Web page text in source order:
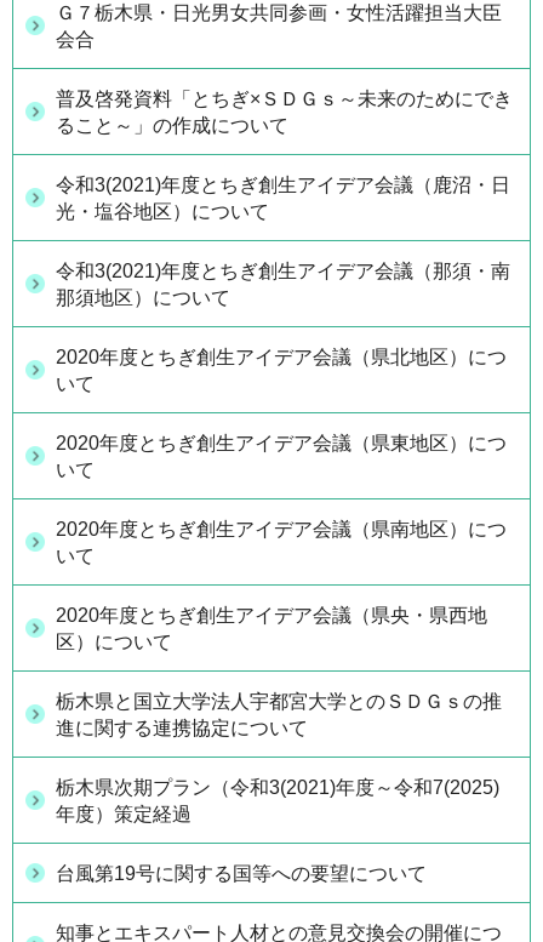
Ｇ７栃木県・日光男女共同参画・女性活躍担当大臣
会合
普及啓発資料「とちぎ×ＳＤＧｓ～未来のためにでき
ること～」の作成について
令和3(2021)年度とちぎ創生アイデア会議（鹿沼・日
光・塩谷地区）について
令和3(2021)年度とちぎ創生アイデア会議（那須・南
那須地区）について
2020年度とちぎ創生アイデア会議（県北地区）につ
いて
2020年度とちぎ創生アイデア会議（県東地区）につ
いて
2020年度とちぎ創生アイデア会議（県南地区）につ
いて
2020年度とちぎ創生アイデア会議（県央・県西地
区）について
栃木県と国立大学法人宇都宮大学とのＳＤＧｓの推
進に関する連携協定について
栃木県次期プラン（令和3(2021)年度～令和7(2025)
年度）策定経過
台風第19号に関する国等への要望について
知事とエキスパート人材との意見交換会の開催につ